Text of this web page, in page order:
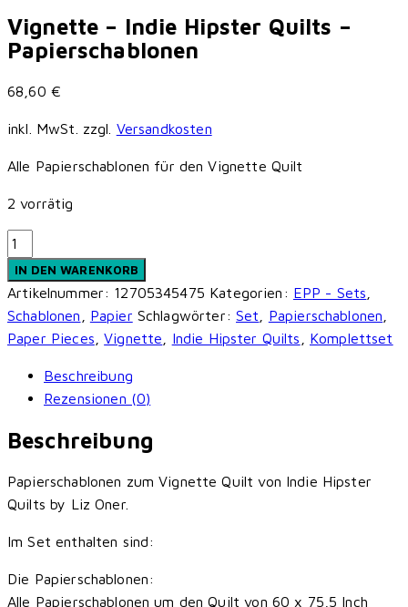
Vignette – Indie Hipster Quilts –
Papierschablonen
68,60 €
inkl. MwSt. zzgl. Versandkosten
Alle Papierschablonen für den Vignette Quilt
2 vorrätig
Vignette
-
Indie
Hipster
Quilts
Papierschablonen
Menge
IN DEN WARENKORB
Artikelnummer: 12705345475 Kategorien: EPP - Sets
Schablonen
Papier Schlagwörter: Set Papierschablonen
Paper Pieces ,Vignette Indie Hipster Quilts Komplettset
Beschreibung
Rezensionen (0)
Beschreibung
Papierschablonen zum Vignette Quilt von Indie Hipster
Quilts by Liz Oner.
Im Set enthalten sind:
Die Papierschablonen:
Alle Papierschablonen um den Quilt von 60 x 75,5 Inch